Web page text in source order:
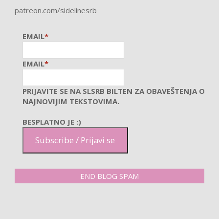
patreon.com/sidelinesrb
EMAIL*
EMAIL*
PRIJAVITE SE NA SLSRB BILTEN ZA OBAVEŠTENJA O
NAJNOVIJIM TEKSTOVIMA.
BESPLATNO JE :)
Subscribe / Prijavi se
END BLOG SPAM